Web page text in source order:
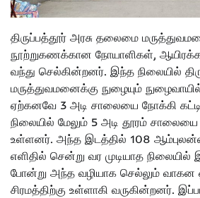
திருப்பத்தூர் அரசு தலைமை
நூற்றுகணக்கான நோயாளிகள்,
வந்து செல்கின்றனர். இந்த நிலையில்
மருத்துவமனைக்கு நுழையும்
ஏற்கனவே 3 அடி சாலையை நோக்கி
நிலையில் மேலும் 5 அடி தூரம் சாலையை
உள்ளனர். அந்த இடத்தில் 108
எளிதில் சென்று வர முடியாத நிலையில்
போன்று அந்த வழியாக செல்லும் வாகன
சிரமத்திற்கு உள்ளாகி வருகின்றனர்.